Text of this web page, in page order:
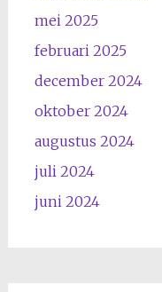
mei 2025
februari 2025
december 2024
oktober 2024
augustus 2024
juli 2024
juni 2024